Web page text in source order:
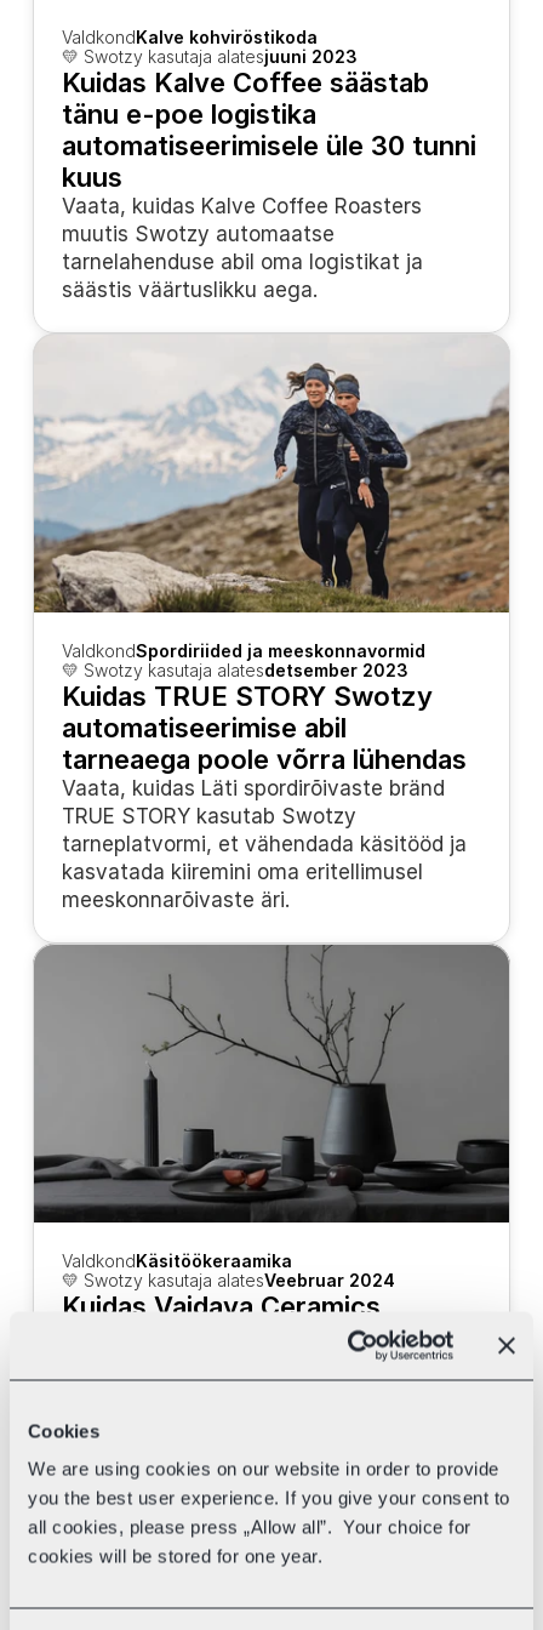
Cookies
We are using cookies on our website in order to provide
you the best user experience. If you give your consent to
all cookies, please press „Allow all”. Your choice for
cookies will be stored for one year.
ValdkondKalve kohviröstikoda
💛 Swotzy kasutaja alatesjuuni 2023
Kuidas Kalve Coffee säästab
tänu e-poe logistika
automatiseerimisele üle 30 tunni
kuus
Vaata, kuidas Kalve Coffee Roasters
muutis Swotzy automaatse
tarnelahenduse abil oma logistikat ja
säästis väärtuslikku aega.
ValdkondSpordiriided ja meeskonnavormid
💛 Swotzy kasutaja alatesdetsember 2023
Kuidas TRUE STORY Swotzy
automatiseerimise abil
tarneaega poole võrra lühendas
Vaata, kuidas Läti spordirõivaste bränd
TRUE STORY kasutab Swotzy
tarneplatvormi, et vähendada käsitööd ja
kasvatada kiiremini oma eritellimusel
meeskonnarõivaste äri.
ValdkondKäsitöökeraamika
💛 Swotzy kasutaja alatesVeebruar 2024
Kuidas Vaidava Ceramics
vähendas Swotzy abil käsitööd
Swotzy tarneplatvormi ja erinevaid